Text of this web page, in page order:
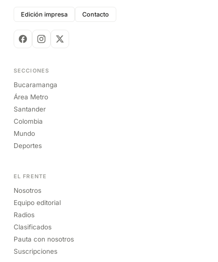
Edición impresa Contacto
SECCIONES
Bucaramanga
Área Metro
Santander
Colombia
Mundo
Deportes
EL FRENTE
Nosotros
Equipo editorial
Radios
Clasificados
Pauta con nosotros
Suscripciones